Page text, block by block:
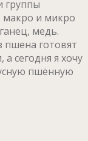
группы
макро и микро
медь.
пшена готовят
сегодня я хочу
пшённую